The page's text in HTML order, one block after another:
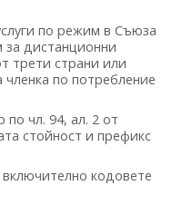
по режим в Съюза
дистанционни
трети страни или
по потребление
чл. 94, ал. 2 от
стойност и префикс
кодовете